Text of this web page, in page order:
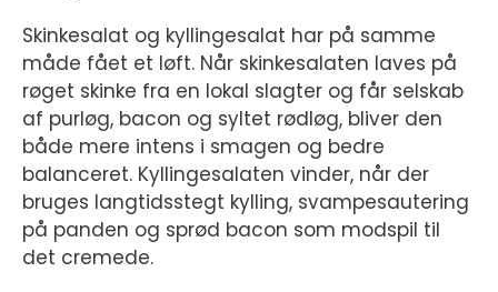
Skinkesalat og kyllingesalat har på samme
måde fået et løft. Når skinkesalaten laves på
røget skinke fra en lokal slagter og får selskab
af purløg, bacon og syltet rødløg, bliver den
både mere intens i smagen og bedre
balanceret. Kyllingesalaten vinder, når der
bruges langtidsstegt kylling, svampesautering
på panden og sprød bacon som modspil til
det cremede.